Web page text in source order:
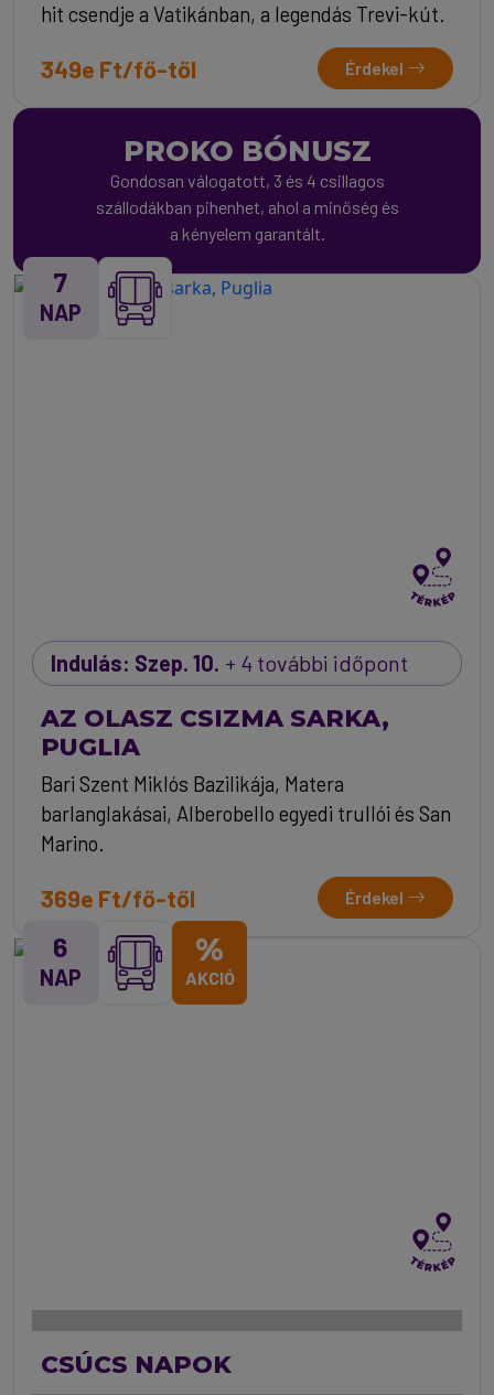
hit csendje a Vatikánban, a legendás Trevi-kút.
349e Ft/fő-től Érdekel
PROKO BÓNUSZ
Gondosan válogatott, 3 és 4 csillagos
szállodákban pihenhet, ahol a minőség és
a kényelem garantált.
7
NAP
Indulás: Szep. 10. + 4 további időpont
AZ OLASZ CSIZMA SARKA,
PUGLIA
Bari Szent Miklós Bazilikája, Matera
barlanglakásai, Alberobello egyedi trullói és San
Marino.
369e Ft/fő-től Érdekel
6
NAP
%
AKCIÓ
CSÚCS NAPOK